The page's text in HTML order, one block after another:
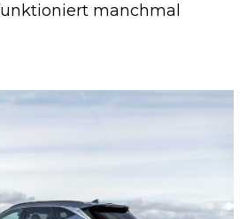
manchmal